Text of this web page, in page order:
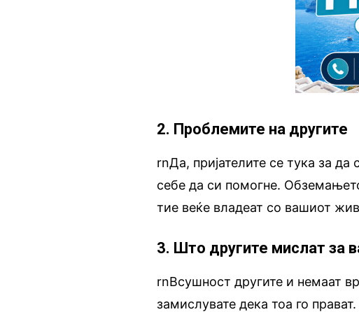
2. Проблемите на другите
rnДа, пријателите се тука за да
себе да си помогне.
тие веќе владеат со вашиот
3. Што другите мислат за
rnВсушност другите и немаат
замислувате дека тоа го